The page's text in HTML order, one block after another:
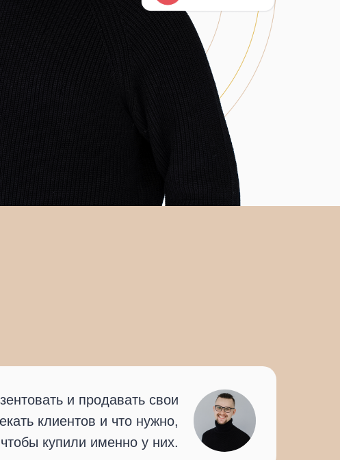
и продавать свои
клиентов и что нужно,
чтобы купили именно у них.